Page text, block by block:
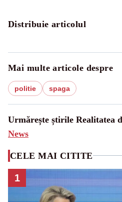
Distribuie articolul
Mai multe articole despre
politie spaga
Urmărește știrile Realitatea
News
CELE MAI CITITE
1